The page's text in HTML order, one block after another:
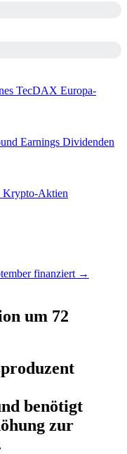
TecDAX Europa-
Earnings Dividenden
Krypto-Aktien
finanziert →
um 72
benötigt
zur